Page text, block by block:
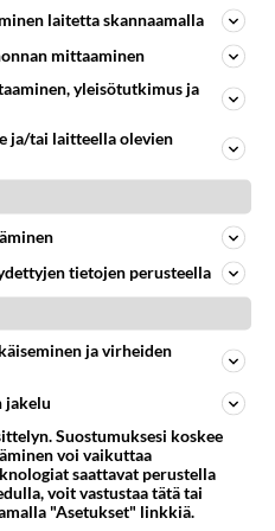
Ernest Lawson täräytti erikoisen heiton TTK-lehdistötilaisuudessa: " Onko tässä tarkoituksena...?"
7
586
toisia arvostavasti?
486
Utelias
470
Osallistu keskusteluun
Ernest Lawson esitteli uudet TTK-tähtioppilaat ja opettajat torstaina 6.8. lehdistölle. Tulevalla kaudella on yksi hausk
Jos SDP ei voita reilusti, persut kumoavat demokratian Suomesta
laitetta skannaamalla
mittaaminen
yleisötutkimus ja
ja/tai laitteella olevien
tietojen perusteella
ja virheiden
jakelu
Suostumuksesi koskee
voi vaikuttaa
saattavat perustella
voit vastustaa tätä tai
"Asetukset" linkkiä.